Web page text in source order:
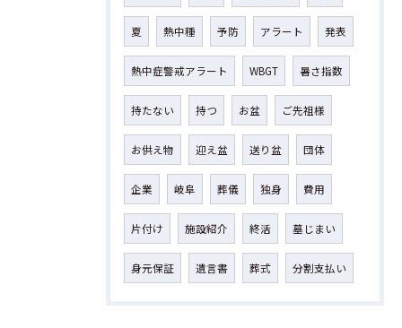
夏 熱中種 予防 アラート 発表
熱中症警戒アラート WBGT 暑さ指数
持たない 持つ お盆 ご先祖様
お供え物 迎え盆 送り盆 団体
企業 岐阜 葬儀 独身 費用
片付け 施設紹介 終活 墓じまい
身元保証 遺言書 葬式 分割支払い